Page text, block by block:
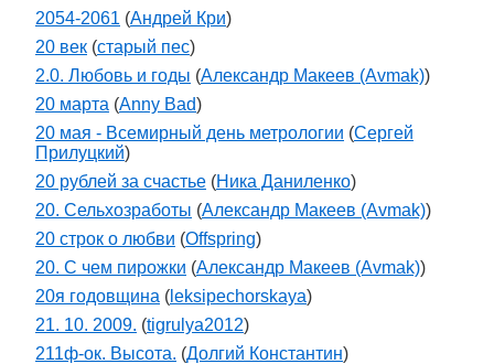
2054-2061 (Андрей Кри)
20 век (старый пес)
2.0. Любовь и годы (Александр Макеев (Avmak))
20 марта (Anny Bad)
20 мая - Всемирный день метрологии (Сергей
Прилуцкий)
20 рублей за счастье (Ника Даниленко)
20. Сельхозработы (Александр Макеев (Avmak))
20 строк о любви (Offspring)
20. С чем пирожки (Александр Макеев (Avmak))
20я годовщина ( leksipechorskaya)
21. 10. 2009. (tigrulya2012)
211ф-ок. Высота. (Долгий Константин)